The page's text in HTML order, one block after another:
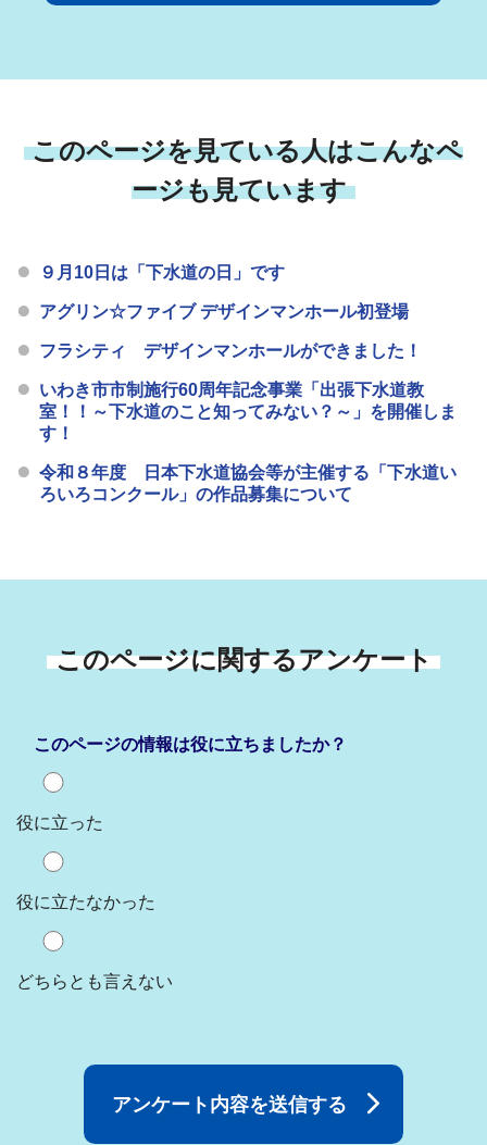
このページを見ている人はこんなペ
ージも見ています
９月10日は「下水道の日」です
アグリン☆ファイブ デザインマンホール初登場
フラシティ デザインマンホールができました！
いわき市市制施行60周年記念事業「出張下水道教
室！！～下水道のこと知ってみない？～」を開催しま
す！
令和８年度 日本下水道協会等が主催する「下水道い
ろいろコンクール」の作品募集について
このページに関するアンケート
このページの情報は役に立ちましたか？
役に立った
役に立たなかった
どちらとも言えない